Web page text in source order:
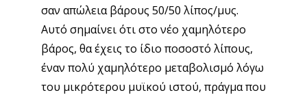
σαν απώλεια βάρους 50/50 λίπος/μυς.
Αυτό σημαίνει ότι στο νέο χαμηλότερο
βάρος, θα έχεις το ίδιο ποσοστό λίπους,
έναν πολύ χαμηλότερο μεταβολισμό λόγω
του μικρότερου μυϊκού ιστού, πράγμα που